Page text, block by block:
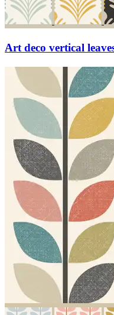
Art deco vertical